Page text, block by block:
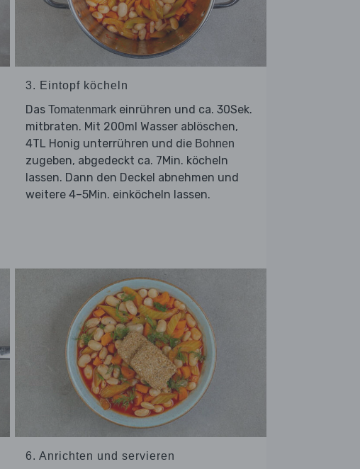
3. Eintopf köcheln
Das Tomatenmark einrühren und ca. 30Sek.
mitbraten. Mit 200ml Wasser ablöschen,
4TL Honig unterrühren und die Bohnen
zugeben, abgedeckt ca. 7Min. köcheln
lassen. Dann den Deckel abnehmen und
weitere 4–5Min. einköcheln lassen.
6. Anrichten und servieren